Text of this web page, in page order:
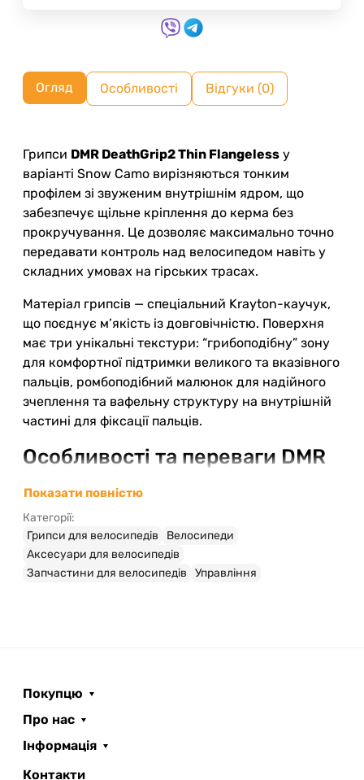
Огляд Особливості Відгуки (0)
Грипси DMR DeathGrip2 Thin Flangeless у
варіанті Snow Camo вирізняються тонким
профілем зі звуженим внутрішнім ядром, що
забезпечує щільне кріплення до керма без
прокручування. Це дозволяє максимально точно
передавати контроль над велосипедом навіть у
складних умовах на гірських трасах.
Матеріал грипсів — спеціальний Krayton-каучук,
що поєднує м’якість із довговічністю. Поверхня
має три унікальні текстури: “грибоподібну” зону
для комфортної підтримки великого та вказівного
пальців, ромбоподібний малюнок для надійного
зчеплення та вафельну структуру на внутрішній
частині для фіксації пальців.
Особливості та переваги DMR
[Snow Camo]
Фіксація одним алюмінієвим кільцем із
тонким замком забезпечує простий монтаж і
надійне тримання без люфтів.
збільшуючи вагу.
ергономічності керма та дає більше свободи
для технічних рухів.
Показати повністю
Категорії:
Грипси для велосипедів
Велосипеди
Аксесуари для велосипедів
Запчастини для велосипедів
Управління
Покупцю
Про нас
Інформація
Контакти